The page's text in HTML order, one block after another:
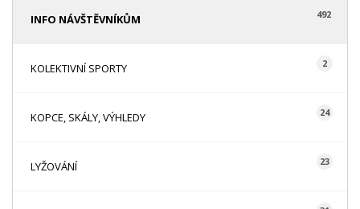
INFO NÁVŠTĚVNÍKŮM 492
KOLEKTIVNÍ SPORTY 2
KOPCE, SKÁLY, VÝHLEDY 24
LYŽOVÁNÍ 23